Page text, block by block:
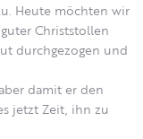
Heute möchten wir
Christstollen
durchgezogen und
damit er den
jetzt Zeit, ihn zu